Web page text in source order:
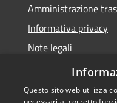
Amministrazione
Informativa privacy
Note legali
Dichiarazione di
Questo sito web utilizza